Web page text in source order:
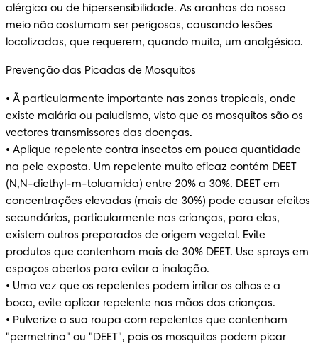
alérgica ou de hipersensibilidade. As aranhas do nosso
meio não costumam ser perigosas, causando lesões
localizadas, que requerem, quando muito, um analgésico.
Prevenção das Picadas de Mosquitos
• Ã particularmente importante nas zonas tropicais, onde
existe malária ou paludismo, visto que os mosquitos são os
vectores transmissores das doenças.
• Aplique repelente contra insectos em pouca quantidade
na pele exposta. Um repelente muito eficaz contém DEET
(N,N-diethyl-m-toluamida) entre 20% a 30%. DEET em
concentrações elevadas (mais de 30%) pode causar efeitos
secundários, particularmente nas crianças, para elas,
existem outros preparados de origem vegetal. Evite
produtos que contenham mais de 30% DEET. Use sprays em
espaços abertos para evitar a inalação.
• Uma vez que os repelentes podem irritar os olhos e a
boca, evite aplicar repelente nas mãos das crianças.
• Pulverize a sua roupa com repelentes que contenham
"permetrina" ou "DEET", pois os mosquitos podem picar